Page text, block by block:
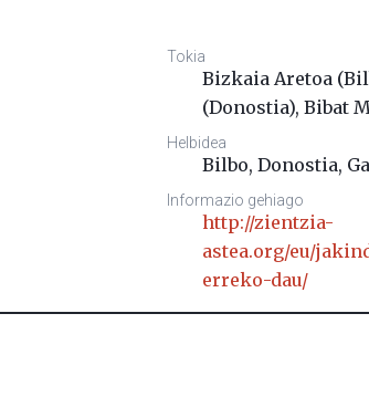
Tokia
Bizkaia Aretoa
(Donostia), Bibat
Helbidea
Bilbo, Donostia,
Informazio gehiago
http://zientzia-
astea.org/eu/
erreko-dau/